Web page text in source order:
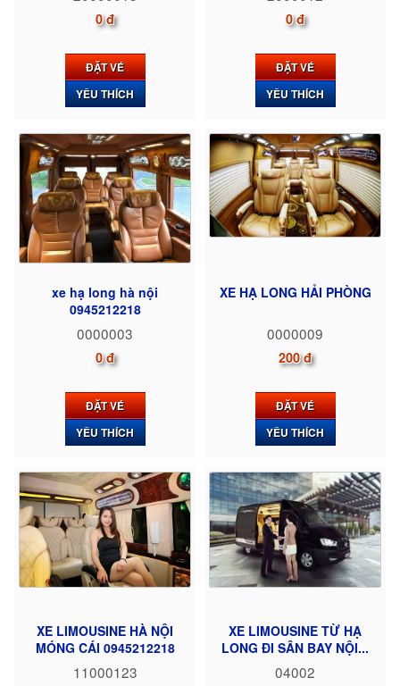
0 đ
ĐẶT VÉ
YÊU THÍCH
0 đ
ĐẶT VÉ
YÊU THÍCH
xe hạ long hà nội
0945212218
0000003
0 đ
ĐẶT VÉ
YÊU THÍCH
XE HẠ LONG HẢI PHÒNG
0000009
200 đ
ĐẶT VÉ
YÊU THÍCH
XE LIMOUSINE HÀ NỘI
MÓNG CÁI 0945212218
11000123
XE LIMOUSINE TỪ HẠ
LONG ĐI SÂN BAY NỘI...
04002